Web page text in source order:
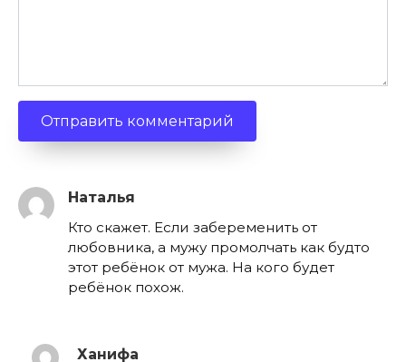
Наталья
Кто скажет. Если забеременить от
любовника, а мужу промолчать как будто
этот ребёнок от мужа. На кого будет
ребёнок похож.
Ханифа